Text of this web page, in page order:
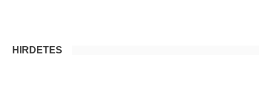
HIRDETÉS